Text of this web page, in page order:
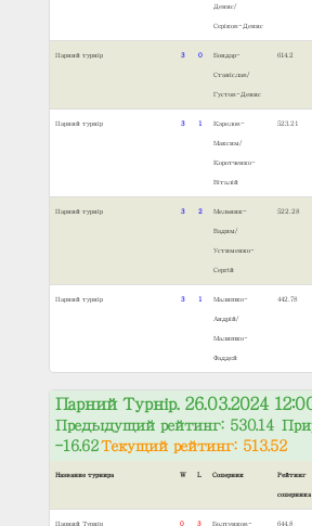
Денис/
Сєріков-Денис
Парний турнір 3 0 Бондар-
Станіслав/
Густов-Денис
614.2
Парний турнір 3 1 Карелов-
Максим/
Коротченко-
Віталій
523.21
Парний турнір 3 2 Мельник-
Вадим/
Устименко-
Сергій
522.28
Парний турнір 3 1 Малишко-
Андрій/
Малишко-
Фаддєй
442.78
Парний Турнір. 26.03.2024
Предыдущий рейтинг: 530.14
-16.62Текущий рейтинг: 513.52
Название турнира W L Соперник Рейтинг
соперника
Парний Турнір 0 3 Болтенков- 644.8